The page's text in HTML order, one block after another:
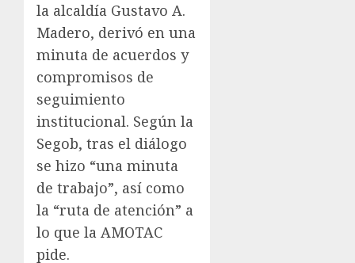
la alcaldía Gustavo A.
Madero, derivó en una
minuta de acuerdos y
compromisos de
seguimiento
institucional. Según la
Segob, tras el diálogo
se hizo “una minuta
de trabajo”, así como
la “ruta de atención” a
lo que la AMOTAC
pide.